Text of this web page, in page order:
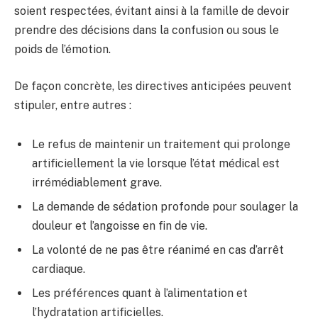
soient respectées, évitant ainsi à la famille de devoir
prendre des décisions dans la confusion ou sous le
poids de l’émotion.
De façon concrète, les directives anticipées peuvent
stipuler, entre autres :
Le refus de maintenir un traitement qui prolonge
artificiellement la vie lorsque l’état médical est
irrémédiablement grave.
La demande de sédation profonde pour soulager la
douleur et l’angoisse en fin de vie.
La volonté de ne pas être réanimé en cas d’arrêt
cardiaque.
Les préférences quant à l’alimentation et
l’hydratation artificielles.